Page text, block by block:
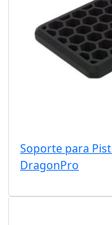
Soporte para
DragonPro